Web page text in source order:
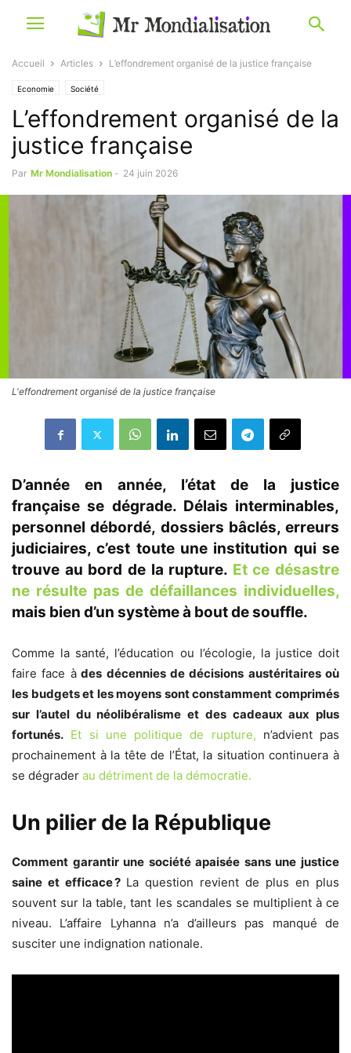
Accueil Articles L’effondrement organisé de la justice française
Economie Société
L’effondrement organisé de la
justice française
Par Mr Mondialisation - 24 juin 2026
L'effondrement organisé de la justice française
D’année en année, l’état de la justice
française se dégrade. Délais interminables,
personnel débordé, dossiers bâclés, erreurs
judiciaires, c’est toute une institution qui se
trouve au bord de la rupture. Et ce désastre
ne résulte pas de défaillances individuelles,
mais bien d’un système à bout de souffle.
Comme la santé, l’éducation ou l’écologie, la justice doit
faire face àdes décennies de décisions austéritaires où
les budgets et les moyens sont constamment comprimés
sur l’autel du néolibéralisme et des cadeaux aux plus
fortunés. Et si une politique de rupture, n’advient pas
prochainement à la tête de l’État, la situation continuera à
se dégrader au détriment de la démocratie.
Un pilier de la République
Comment garantir une société apaisée sans une justice
saine et efficace ? La question revient de plus en plus
souvent sur la table, tant les scandales se multiplient à ce
niveau. L’affaire Lyhanna n’a d’ailleurs pas manqué de
susciter une indignation nationale.